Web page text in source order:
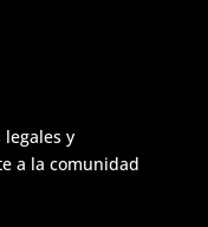
y
a la comunidad